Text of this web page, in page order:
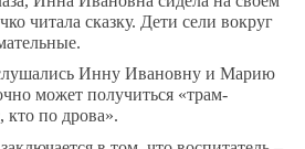
читала сказку. Дети сели вокруг
Инну Ивановну и Марию
может получиться «трам-
кто по дрова».